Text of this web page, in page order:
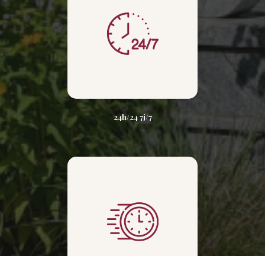
24h/24 7j/7